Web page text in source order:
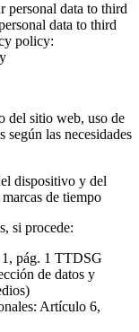
personal data to third
data to third
policy:
del sitio web, uso de
las necesidades
dispositivo y del
de tiempo
si procede:
pág. 1 TTDSG
de datos y
Artículo 6,